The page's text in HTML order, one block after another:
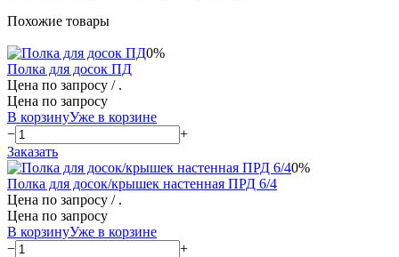
Похожие товары
0%
Полка для досок ПД
Цена по запросу / .
Цена по запросу
В корзинуУже в корзине
−
+
Заказать
0%
Полка для досок/крышек настенная ПРД 6/4
Цена по запросу / .
Цена по запросу
В корзинуУже в корзине
−
+